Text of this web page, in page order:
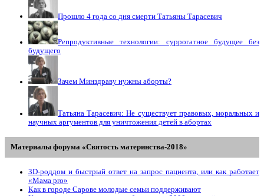
Прошло 4 года со дня смерти Татьяны Тарасевич
Репродуктивные технологии: суррогатное будущее без
будущего
Зачем Минздраву нужны аборты?
Татьяна Тарасевич: Не существует правовых, моральных и
научных аргументов для уничтожения детей в абортах
Материалы форума «Святость материнства-2018»
3D-роддом и быстрый ответ на запрос пациента, или как работает
«Мама prо»
Как в городе Сарове молодые семьи поддерживают